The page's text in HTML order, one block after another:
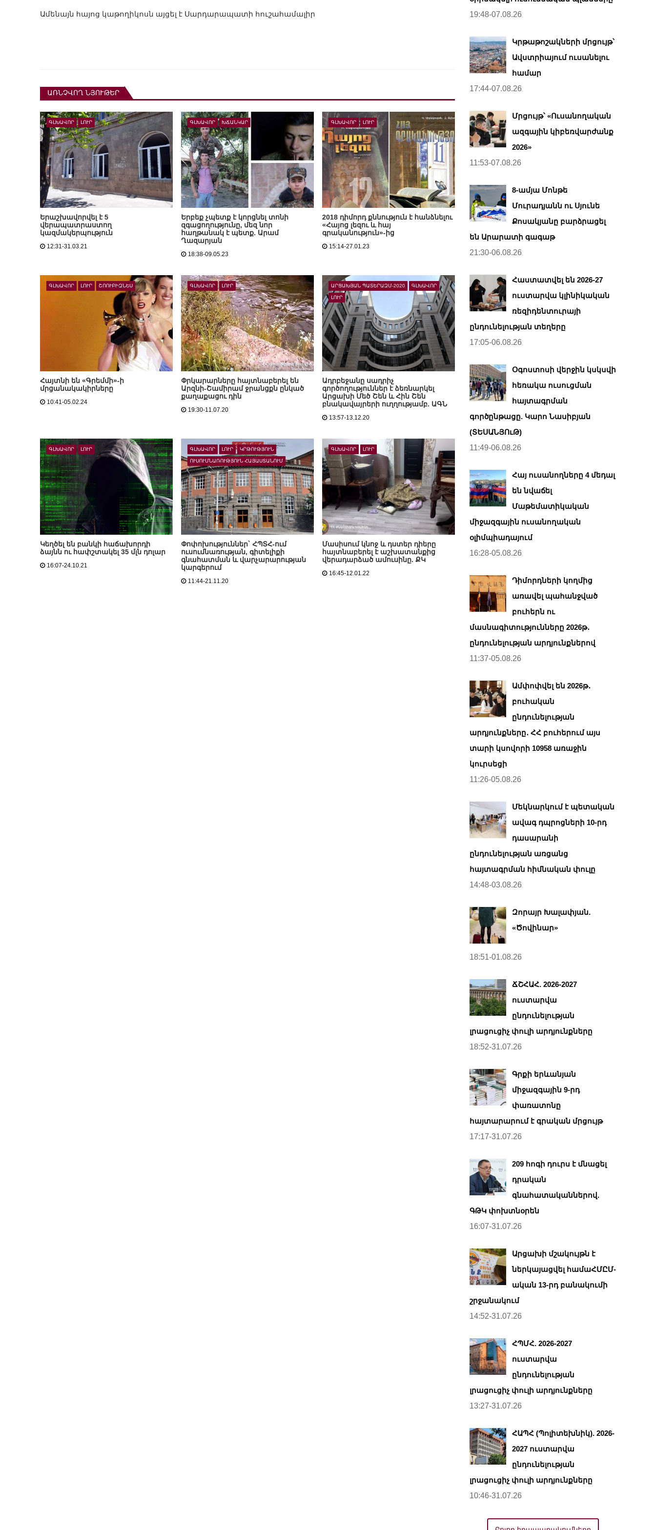
Ամենայն հայոց կաթողիկոսն այցել է Սարդարապատի հուշահամալիր
ԱՌՆՉՎՈՂ ՆՅՈՒԹԵՐ
ԳԼԽԱՎՈՐ ԼՈՒՐ
Երաշխավորվել է 5
վերապատրաստող
կազմակերպություն
12:31-31.03.21
ԳԼԽԱՎՈՐ ԽՃԱՆԿԱՐ
Երբեք չպետք է կորցնել տոնի
զգացողությունը, մեզ նոր
հաղթանակ է պետք. Արամ
Ղազարյան
18:38-09.05.23
ԳԼԽԱՎՈՐ ԼՈՒՐ
2018 դիմորդ քննություն է հանձնելու
«Հայոց լեզու և հայ
գրականություն»-ից
15:14-27.01.23
ԳԼԽԱՎՈՐ ԼՈՒՐ ՇՈՈՒԲԻԶՆԵՍ
Հայտնի են «Գրեմմի»-ի
մրցանակակիրները
10:41-05.02.24
ԳԼԽԱՎՈՐ ԼՈՒՐ
Փրկարարները հայտնաբերել են
Արզնի-Շամիրամ ջրանցքն ընկած
քաղաքացու դին
19:30-11.07.20
ԱՐՑԱԽՅԱՆ ՊԱՏԵՐԱԶՄ-2020 ԳԼԽԱՎՈՐ
ԼՈՒՐ
Ադրբեջանը սադրիչ
գործողություններ է ձեռնարկել
Արցախի Մեծ Շեն և Հին Շեն
բնակավայրերի ուղղությամբ. ԱԳՆ
13:57-13.12.20
ԳԼԽԱՎՈՐ ԼՈՒՐ
Կեղծել են բանկի հաճախորդի
ձայնն ու հափշտակել 35 մլն դոլար
16:07-24.10.21
ԳԼԽԱՎՈՐ ԼՈՒՐ ԿՐԹՈՒԹՅՈՒՆ
ՈՒՍՈՒՄՆԱՌՈՒԹՅՈՒՆ ՀԱՅԱՍՏԱՆՈՒՄ
Փոփոխություններ` ՀՊՏՀ-ում
ուսումնառության, գիտելիքի
գնահատման և վարչարարության
կարգերում
11:44-21.11.20
ԳԼԽԱՎՈՐ ԼՈՒՐ
Մասիսում կնոջ և դստեր դիերը
հայտնաբերել է աշխատանքից
վերադարձած ամուսինը. ՔԿ
16:45-12.01.22
19:48-07.08.26
Կրթաթոշակների մրցույթ՝
Ավստրիայում ուսանելու
համար
17:44-07.08.26
Մրցույթ՝ «Ուսանողական
ազգային կիբեռվարժանք
2026»
11:53-07.08.26
8-ամյա Մոնթե
Մուրադյանն ու Սյունե
Քոսակյանը բարձրացել
են Արարատի գագաթ
21:30-06.08.26
Հաստատվել են 2026-27
ուստարվա կլինիկական
ռեզիդենտուրայի
ընդունելության տեղերը
17:05-06.08.26
Օգոստոսի վերջին կսկսվի
հեռակա ուսուցման
հայտագրման
գործընթացը. Կարո Նասիբյան
(ՏԵՍԱՆՅՈւԹ)
11:49-06.08.26
Հայ ուսանողները 4 մեդալ
են նվաճել
Մաթեմատիկական
միջազգային ուսանողական
օլիմպիադայում
16:28-05.08.26
Դիմորդների կողմից
առավել պահանջված
բուհերն ու
մասնագիտությունները 2026թ․
ընդունելության արդյունքներով
11:37-05.08.26
Ամփոփվել են 2026թ․
բուհական
ընդունելության
արդյունքները․ ՀՀ բուհերում այս
տարի կսովորի 10958 առաջին
կուրսեցի
11:26-05.08.26
Մեկնարկում է պետական
ավագ դպրոցների 10-րդ
դասարանի
ընդունելության առցանց
հայտագրման հիմնական փուլը
14:48-03.08.26
Զորայր Խալափյան.
«Ծովինար»
18:51-01.08.26
ՃՇՀԱՀ. 2026-2027
ուստարվա
ընդունելության
լրացուցիչ փուլի արդյունքները
18:52-31.07.26
Գրքի երևանյան
միջազգային 9-րդ
փառատոնը
հայտարարում է գրական մրցույթ
17:17-31.07.26
209 հոգի դուրս է մնացել
դրական
գնահատականներով.
ԳԹԿ փոխտնօրեն
16:07-31.07.26
Արցախի մշակույթն է
ներկայացվել համաՀՄԸՄ-
ական 13-րդ բանակումի
շրջանակում
14:52-31.07.26
ՀՊՄՀ. 2026-2027
ուստարվա
ընդունելության
լրացուցիչ փուլի արդյունքները
13:27-31.07.26
ՀԱՊՀ (Պոլիտեխնիկ). 2026-
2027 ուստարվա
ընդունելության
լրացուցիչ փուլի արդյունքները
10:46-31.07.26